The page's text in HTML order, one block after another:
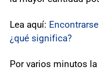
Lea aquí:
¿qué significa?
Por varios minutos la